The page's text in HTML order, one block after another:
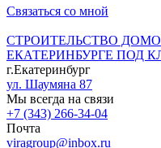
Связаться со мной
СТРОИТЕЛЬСТВО
ЕКАТЕРИНБУРГЕ ПОД
г.Екатеринбург
ул. Шаумяна 87
Мы всегда на связи
+7 (343) 266-34-04
Почта
viragroup@inbox.ru